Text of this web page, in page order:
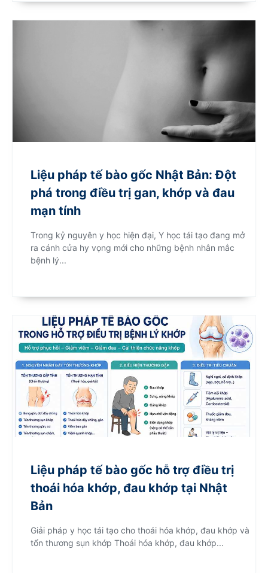
Liệu pháp tế bào gốc Nhật Bản: Đột
phá trong điều trị gan, khớp và đau
mạn tính
Trong kỷ nguyên y học hiện đại, Y học tái tạo đang mở
ra cánh cửa hy vọng mới cho những bệnh nhân mắc
bệnh lý...
Liệu pháp tế bào gốc hỗ trợ điều trị
thoái hóa khớp, đau khớp tại Nhật
Bản
Giải pháp y học tái tạo cho thoái hóa khớp, đau khớp và
tổn thương sụn khớp Thoái hóa khớp, đau khớp...